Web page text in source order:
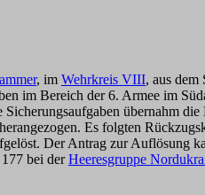
, im Wehrkreis VIII, aus dem
im Bereich der 6. Armee im
übernahm
Es folgten
Der Antrag zur Auflösung
bei derHeeresgruppe